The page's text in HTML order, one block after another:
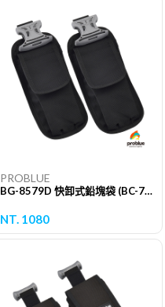
PROBLUE
BG-8579D 快卸式鉛塊袋 (BC-700,900通用)
NT. 1080